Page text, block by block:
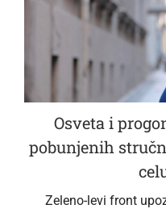
Osveta i
pobunjenih
Zeleno-levi front